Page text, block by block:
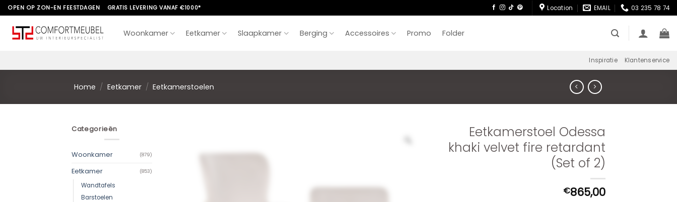
Skip
to
content
OPEN OP ZON-EN FEESTDAGEN GRATIS LEVERING VANAF €1000* Location EMAIL 03 235 78 74
Woonkamer Eetkamer Slaapkamer Berging Accessoires Promo Folder
Inspiratie Klantenservice
Home / Eetkamer / Eetkamerstoelen
Categorieën
Woonkamer (879)
Eetkamer (853)
Wandtafels
Barstoelen
Eetkamerstoel Odessa
khaki velvet fire retardant
(Set of 2)
€865,00